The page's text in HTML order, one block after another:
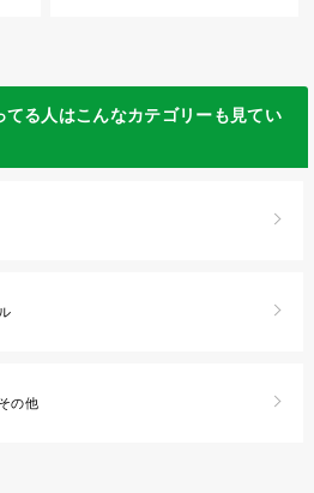
てる人はこんなカテゴリーも見てい
の他